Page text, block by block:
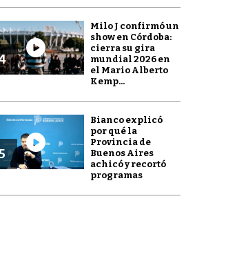
Milo J confirmó un
show en Córdoba:
cierra su gira
mundial 2026 en
el Mario Alberto
Kemp...
Bianco explicó
por qué la
Provincia de
Buenos Aires
achicó y recortó
programas